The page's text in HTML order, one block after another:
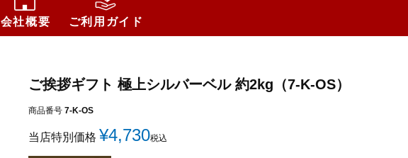
会社概要 ご利用ガイド
ご挨拶ギフト 極上シルバーベル 約2kg（7-K-OS）
商品番号 7-K-OS
当店特別価格 ¥4,730税込